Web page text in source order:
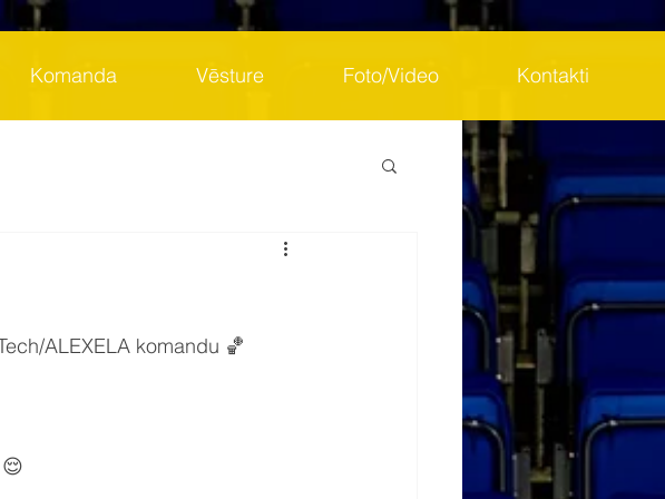
Komanda Vēsture Foto/Video Kontakti
ALEXELA komandu 🏀